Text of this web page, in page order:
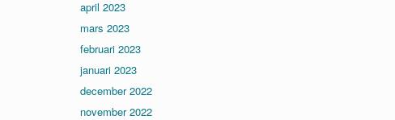
april 2023
mars 2023
februari 2023
januari 2023
december 2022
november 2022